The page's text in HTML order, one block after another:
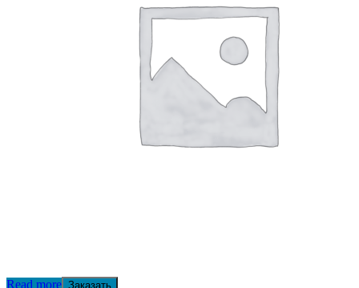
Read more Заказать